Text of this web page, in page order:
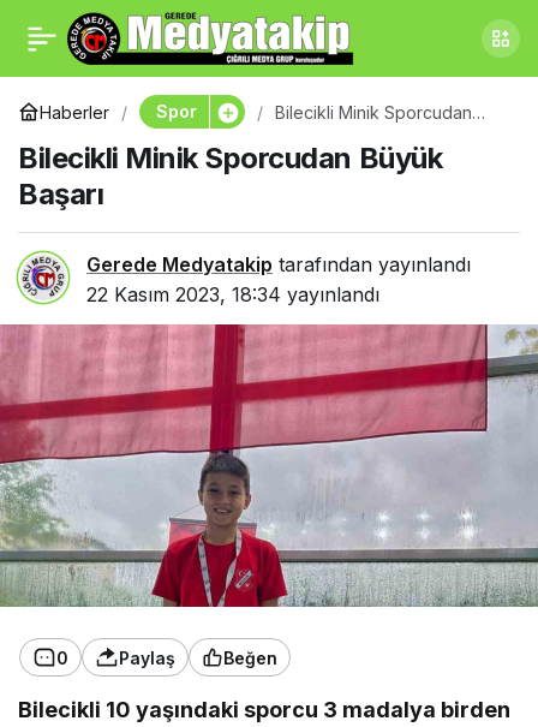
Haberler Spor
Bilecikli Minik Sporcudan
Bilecikli Minik Sporcudan Büyük
Başarı
Gerede Medyatakip tarafından yayınlandı
22 Kasım 2023, 18:34 yayınlandı
0 Paylaş Beğen
Bilecikli 10 yaşındaki sporcu 3 madalya birden
Kocaeli’deki
Belediyeden Okullara
Sportif Destek
Paylaş